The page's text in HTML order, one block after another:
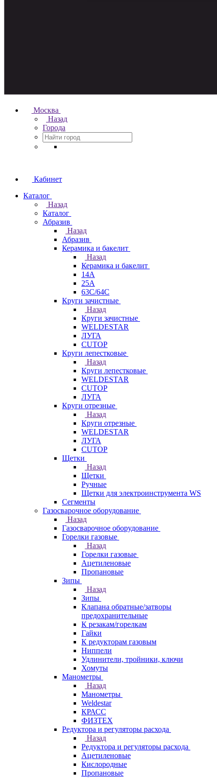
Москва
Назад
Города
Кабинет
Каталог
Назад
Каталог
Абразив
Назад
Абразив
Керамика и бакелит
Назад
Керамика и бакелит
14А
25А
63С/64С
Круги зачистные
Назад
Круги зачистные
WELDESTAR
ЛУГА
CUTOP
Круги лепестковые
Назад
Круги лепестковые
WELDESTAR
CUTOP
ЛУГА
Круги отрезные
Назад
Круги отрезные
WELDESTAR
ЛУГА
CUTOP
Щетки
Назад
Щетки
Ручные
Щетки для электроинструмента WS
Сегменты
Газосварочное оборудование
Назад
Газосварочное оборудование
Горелки газовые
Назад
Горелки газовые
Ацетиленовые
Пропановые
Зипы
Назад
Зипы
Клапана обратные/затворы
предохранительные
К резакам/горелкам
Гайки
К редукторам газовым
Ниппели
Удлинители, тройники, ключи
Хомуты
Манометры
Назад
Манометры
Weldestar
КРАСС
ФИЗТЕХ
Редуктора и регуляторы расхода
Назад
Редуктора и регуляторы расхода
Ацетиленовые
Кислородные
Пропановые